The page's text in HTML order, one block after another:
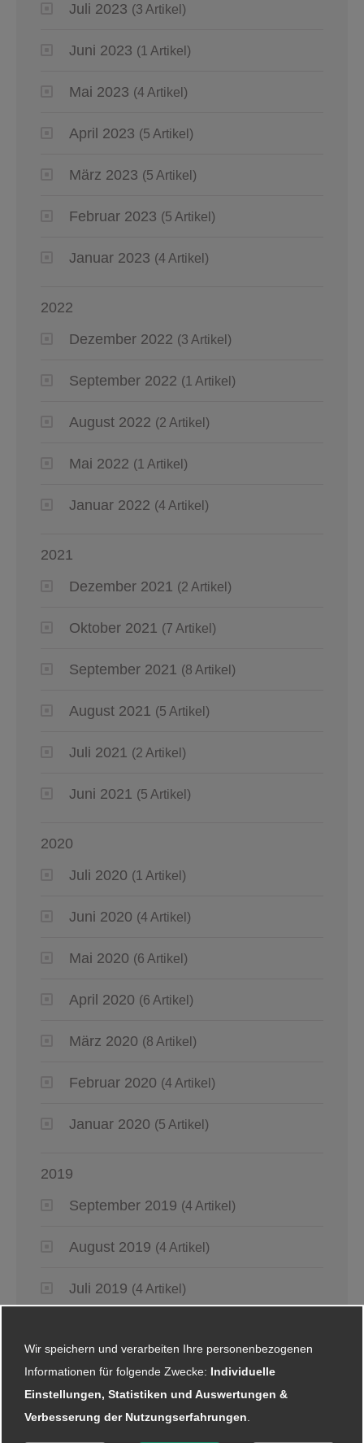
Juli 2023 (3 Artikel)
Juni 2023 (1 Artikel)
Mai 2023 (4 Artikel)
April 2023 (5 Artikel)
März 2023 (5 Artikel)
Februar 2023 (5 Artikel)
Januar 2023 (4 Artikel)
2022
Dezember 2022 (3 Artikel)
September 2022 (1 Artikel)
August 2022 (2 Artikel)
Mai 2022 (1 Artikel)
Januar 2022 (4 Artikel)
2021
Dezember 2021 (2 Artikel)
Oktober 2021 (7 Artikel)
September 2021 (8 Artikel)
August 2021 (5 Artikel)
Juli 2021 (2 Artikel)
Juni 2021 (5 Artikel)
2020
Juli 2020 (1 Artikel)
Juni 2020 (4 Artikel)
Mai 2020 (6 Artikel)
April 2020 (6 Artikel)
März 2020 (8 Artikel)
Februar 2020 (4 Artikel)
Januar 2020 (5 Artikel)
2019
September 2019 (4 Artikel)
August 2019 (4 Artikel)
Juli 2019 (4 Artikel)
Mai 2019 (2 Artikel)
April 2019 (4 Artikel)
Wir speichern und verarbeiten Ihre personenbezogenen
Informationen für folgende Zwecke: Individuelle
Einstellungen, Statistiken und Auswertungen &
Verbesserung der Nutzungserfahrungen